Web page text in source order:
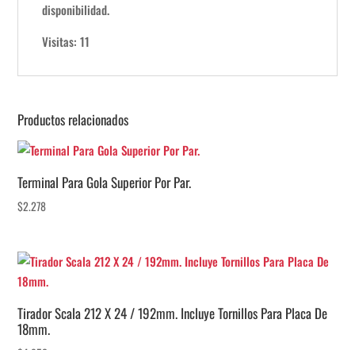
disponibilidad.
Visitas: 11
Productos relacionados
Terminal Para Gola Superior Por Par.
$2.278
Tirador Scala 212 X 24 / 192mm. Incluye Tornillos Para Placa De
18mm.